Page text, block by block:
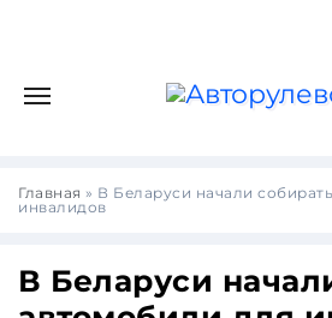
Главная » В Беларуси начали
инвалидов
В Беларуси